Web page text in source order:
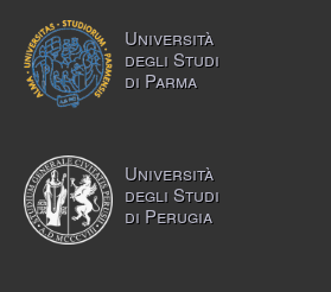
Università
degli Studi
di Parma
Università
degli Studi
di Perugia